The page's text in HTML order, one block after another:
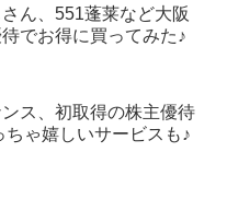
ん、551蓬莱など大阪
でお得に買ってみた♪
ス、初取得の株主優待
ちゃ嬉しいサービスも♪